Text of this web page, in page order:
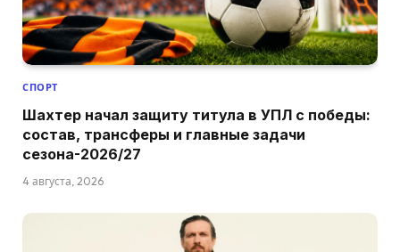
СПОРТ
Шахтер начал защиту титула в УПЛ с победы:
состав, трансферы и главные задачи
сезона-2026/27
4 августа, 2026